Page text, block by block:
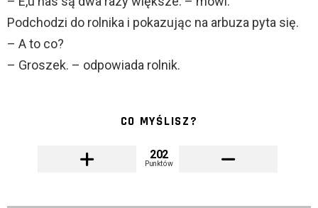
Podchodzi do rolnika i pokazując na arbuza pyta się.
– A to co?
– Groszek. – odpowiada rolnik.
CO MYŚLISZ?
202
Punktów